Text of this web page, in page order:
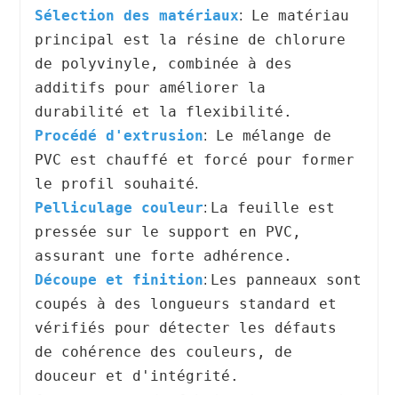
Sélection des matériaux:
Le matériau
principal est la résine de chlorure
de polyvinyle, combinée à des
additifs pour améliorer la
durabilité et la flexibilité.
Procédé d'extrusion:
Le mélange de
PVC est chauffé et forcé pour former
le profil souhaité.
Pelliculage couleur: La feuille est
pressée sur le support en PVC,
assurant une forte adhérence.
Découpe et finition: Les panneaux sont
coupés à des longueurs standard et
vérifiés pour détecter les défauts
de cohérence des couleurs, de
douceur et d'intégrité.